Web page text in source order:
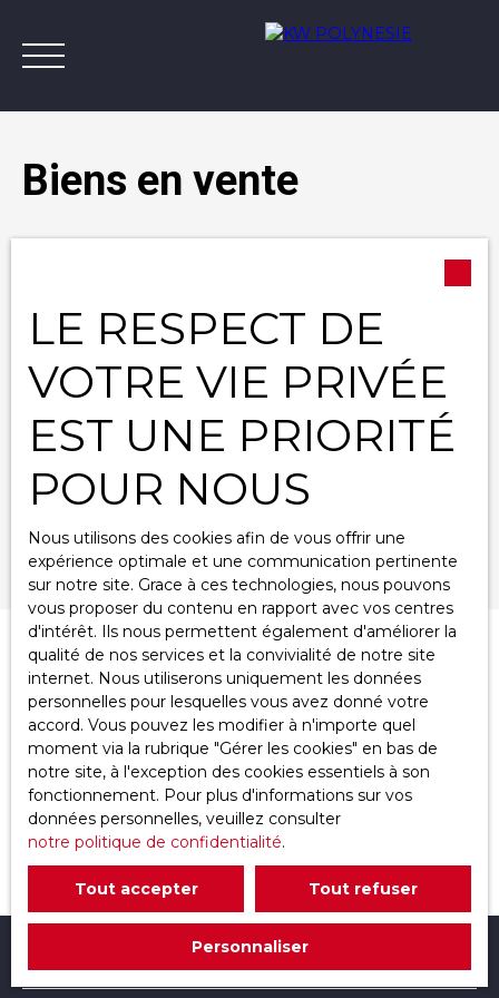
Biens en vente
Appartement
Type de bien
Localisation
Budget max (XPF)
Surface min (m²)
Rechercher
Pertinence
Trier par Créer une alerte
Aucun résultat
LE RESPECT DE
VOTRE VIE PRIVÉE
EST UNE PRIORITÉ
POUR NOUS
Nous utilisons des cookies afin de vous offrir une
expérience optimale et une communication pertinente
sur notre site. Grace à ces technologies, nous pouvons
vous proposer du contenu en rapport avec vos centres
d'intérêt. Ils nous permettent également d'améliorer la
qualité de nos services et la convivialité de notre site
internet. Nous utiliserons uniquement les données
personnelles pour lesquelles vous avez donné votre
accord. Vous pouvez les modifier à n'importe quel
moment via la rubrique ″Gérer les cookies″ en bas de
notre site, à l'exception des cookies essentiels à son
fonctionnement. Pour plus d'informations sur vos
données personnelles, veuillez consulter
notre politique de confidentialité.
Tout accepter Tout refuser
Personnaliser